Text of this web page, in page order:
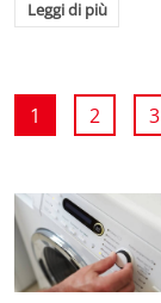
Leggi di più
1 2 3